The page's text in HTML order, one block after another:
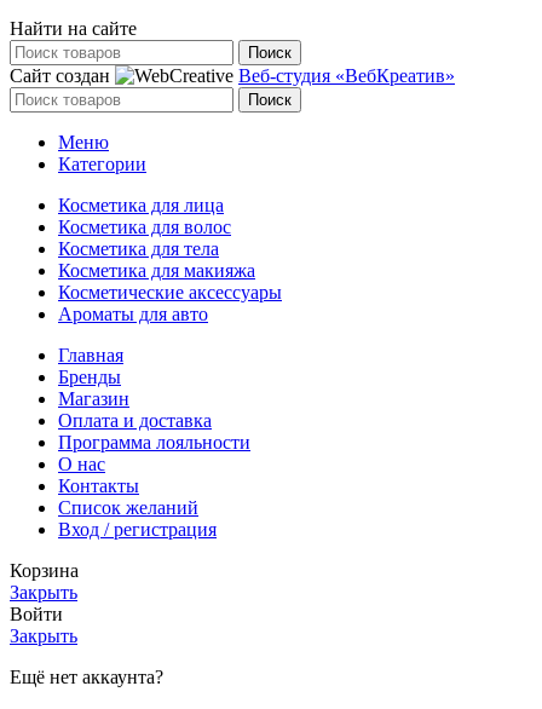
Найти на сайте
Поиск
Сайт создан Веб-студия «ВебКреатив»
Поиск
Меню
Категории
Косметика для лица
Косметика для волос
Косметика для тела
Косметика для макияжа
Косметические аксессуары
Ароматы для авто
Главная
Бренды
Магазин
Оплата и доставка
Программа лояльности
О нас
Контакты
Список желаний
Вход / регистрация
Корзина
Закрыть
Войти
Закрыть
Ещё нет аккаунта?